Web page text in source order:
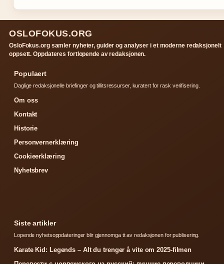
OSLOFOKUS.ORG
OsloFokus.org samler nyheter, guider og analyser i et moderne redaksjonelt
oppsett. Oppdateres fortlopende av redaksjonen.
Populaert
Daglige redaksjonelle briefinger og tillitsressurser, kuratert for rask verifisering.
Om oss
Kontakt
Historie
Personvernerklæring
Cookieerklæring
Nyhetsbrev
Siste artikler
Lopende nyhetsoppdateringer blir gjennomga tt av redaksjonen for publisering.
Karate Kid: Legends – Alt du trenger å vite om 2025-filmen